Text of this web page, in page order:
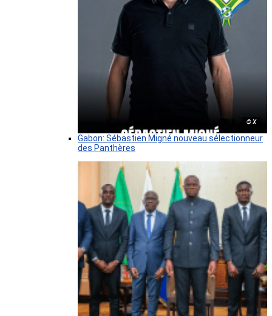
© X
Gabon: Sébastien Migné nouveau sélectionneur
des Panthères